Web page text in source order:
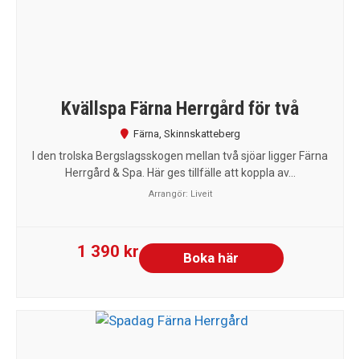
Kvällspa Färna Herrgård för två
Färna Skinnskatteberg
I den trolska Bergslagsskogen mellan två sjöar ligger Färna
Herrgård & Spa. Här ges tillfälle att koppla av...
Arrangör: Liveit
1 390 kr Boka här